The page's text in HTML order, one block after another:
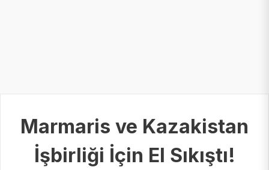
Marmaris ve Kazakistan
İşbirliği İçin El Sıkıştı!